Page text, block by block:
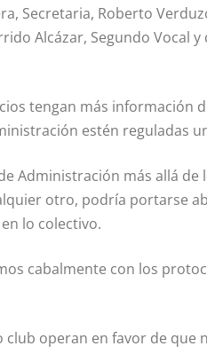
Secretaria, Roberto
Alcázar, Segundo Vocal
tengan más información
estén reguladas
Administración más allá
otro, podría portarse
lo colectivo.
cabalmente con los
operan en favor de que